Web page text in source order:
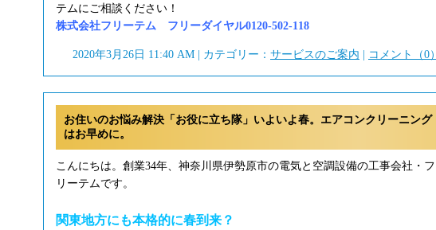
テムにご相談ください！
株式会社フリーテム フリーダイヤル0120-502-118
2020年3月26日 11:40 AM | カテゴリー： サービスのご案内 コメント（0）
お住いのお悩み解決「お役に立ち隊」いよいよ春。エアコンクリーニング
はお早めに。
こんにちは。創業34年、神奈川県伊勢原市の電気と空調設備の工事会社・フ
リーテムです。
関東地方にも本格的に春到来？